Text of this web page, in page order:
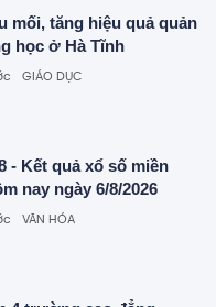
mối, tăng hiệu quả quản
học ở Hà Tĩnh
GIÁO DỤC
- Kết quả xổ số miền
nay ngày 6/8/2026
VĂN HÓA